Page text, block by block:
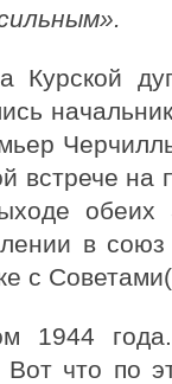
Курской
встрече
обеих
в
с
1944
что по